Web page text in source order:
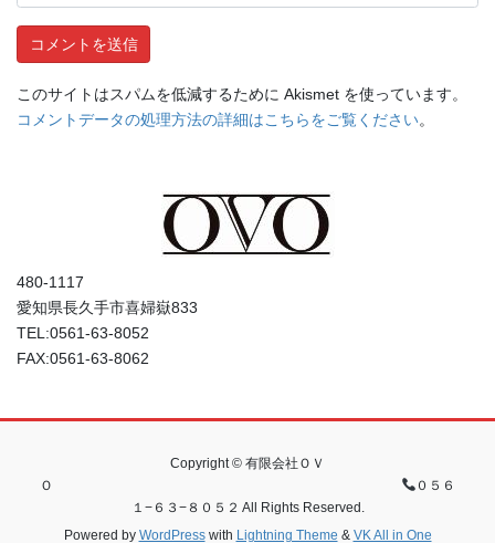
このサイトはスパムを低減するために Akismet を使っています。
コメントデータの処理方法の詳細はこちらをご覧ください。
480-1117
愛知県長久手市喜婦嶽833
TEL:0561-63-8052
FAX:0561-63-8062
Copyright © 有限会社ＯＶ
Ｏ
０５６
１−６３−８０５２ All Rights Reserved.
Powered by WordPresswith Lightning Theme & VK All in One